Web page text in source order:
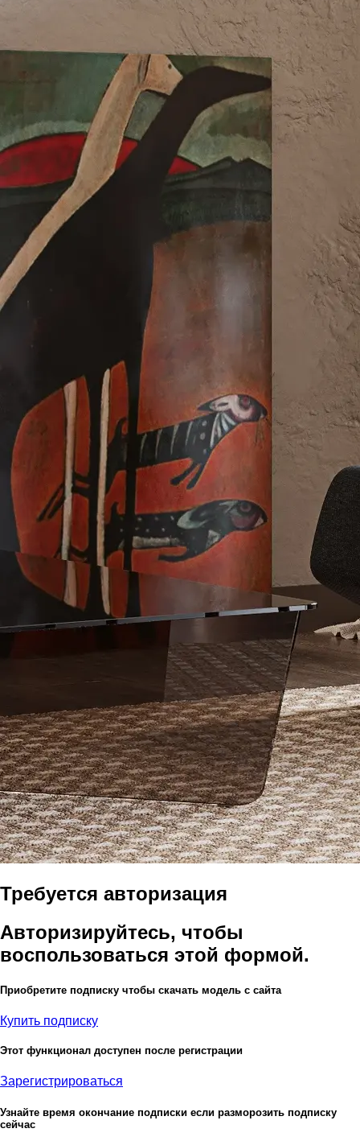
Требуется авторизация
Авторизируйтесь, чтобы
воспользоваться этой формой.
Приобретите подписку чтобы скачать модель с сайта
Купить подписку
Этот функционал доступен после регистрации
Зарегистрироваться
Узнайте время окончание подписки если разморозить подписку
сейчас